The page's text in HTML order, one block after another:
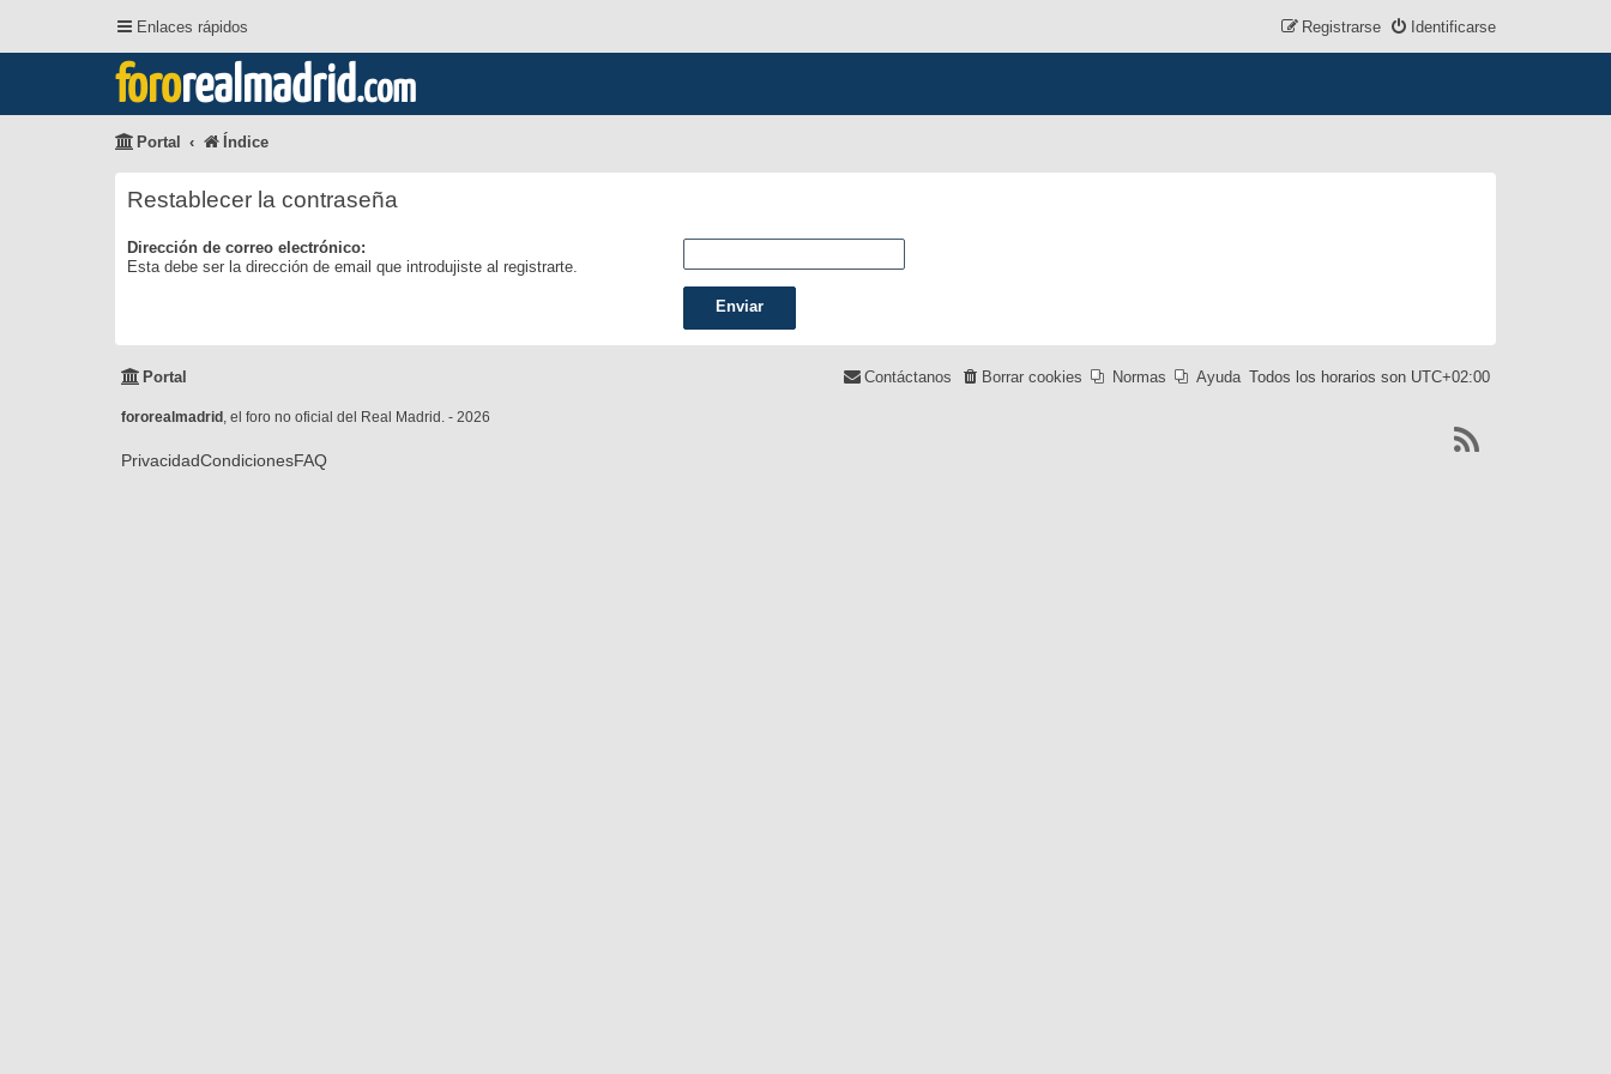
Enlaces rápidos Identificarse
Registrarse
fororealmadrid.com
Portal Índice
Restablecer la contraseña
Dirección de correo electrónico:
Esta debe ser la dirección de email que introdujiste al registrarte.
Portal Todos los horarios son UTC+02:00
Ayuda
Normas
Borrar cookies
Contáctanos
fororealmadrid , el foro no oficial del Real Madrid. - 2026
PrivacidadCondicionesFAQ